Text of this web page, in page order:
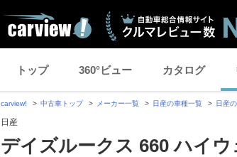
トップ 360°ビュー カタログ
carview! 中古車トップ メーカー一覧 日産の車種一覧 日産
日産
デイズルークス 660 ハイ